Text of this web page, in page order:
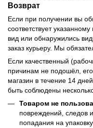
Возврат
Если при получении вы
соответствует
вид или обнаружились
заказ курьеру. Мы
Если качественный
причинам не подошёл,
магазин в течение 14
быть соблюдены
Товаром не
повреждений, следов
попадания на